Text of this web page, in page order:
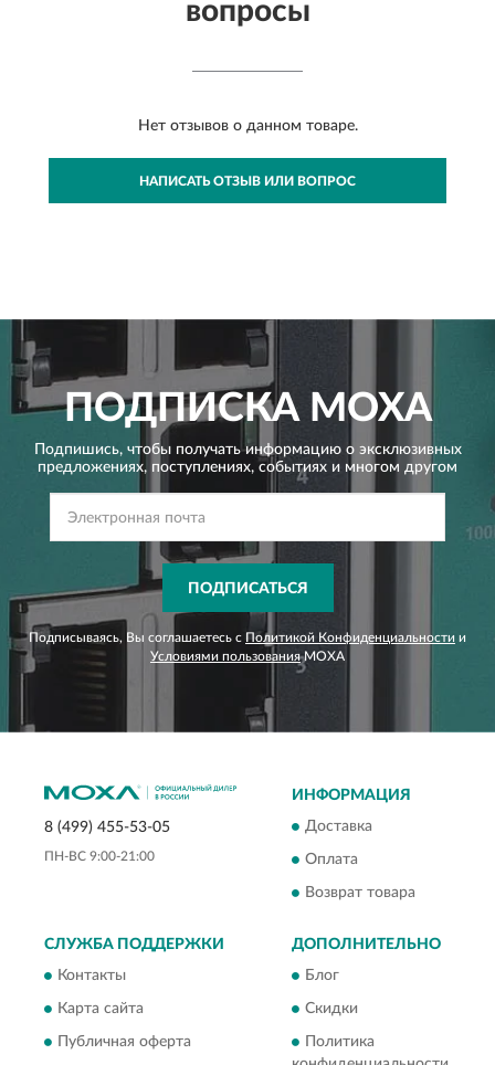
вопросы
Нет отзывов о данном товаре.
НАПИСАТЬ ОТЗЫВ ИЛИ ВОПРОС
ПОДПИСКАMOXA
Подпишись, чтобы получать информацию о эксклюзивных
предложениях, поступлениях, событиях и многом другом
ПОДПИСАТЬСЯ
Подписываясь, Вы соглашаетесь с Политикой Конфиденциальности и
Условиями пользованияMOXA
8 (499) 455-53-05
ПН-ВС 9:00-21:00
ИНФОРМАЦИЯ
Доставка
Оплата
Возврат товара
СЛУЖБА ПОДДЕРЖКИ
Контакты
Карта сайта
Публичная оферта
ДОПОЛНИТЕЛЬНО
Блог
Скидки
Политика